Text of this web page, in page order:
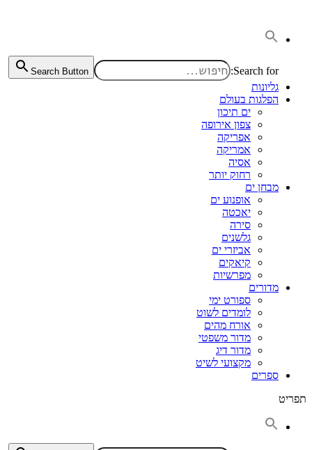
Search for:
Search Button
גליונות
הפלגות בעולם
ים תיכון
צפון אירופה
אפריקה
אמריקה
אסיה
רחוק יותר
מבחן ים
אופנוע ים
יאכטה
סירה
גלשנים
אביזרי ים
קיאקים
מפרשיות
מדורים
ספורט ימי
לומדים לשוט
אורח מהים
מדור משפטי
מדור דיג
מקצועי לשיט
ספרים
תפריט